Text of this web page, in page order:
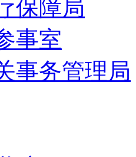
保障局
事室
事务管理局